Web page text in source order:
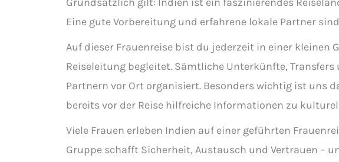
Eine gute Vorbereitung und erfahrene lokale Partner
Auf dieser Frauenreise bist du jederzeit in einer
Reiseleitung begleitet. Sämtliche Unterkünfte,
Partnern vor Ort organisiert. Besonders wichtig ist uns
bereits vor der Reise hilfreiche Informationen zu
Viele Frauen erleben Indien auf einer geführten
Gruppe schafft Sicherheit, Austausch und Vertrauen –